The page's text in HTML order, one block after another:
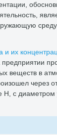
и их
предприятии
веществ в
через
Н, с диаметром